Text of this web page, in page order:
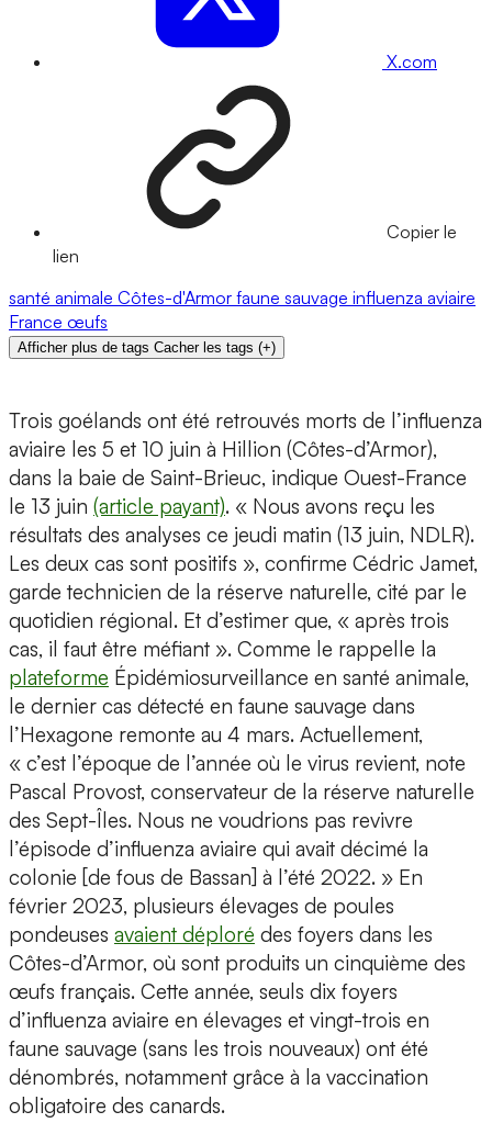
X.com
Copier le
lien
santé animale Côtes-d'Armor faune sauvage influenza aviaire
France œufs
Afficher plus de tags Cacher les tags (+)
Trois goélands ont été retrouvés morts de l’influenza
aviaire les 5 et 10 juin à Hillion (Côtes-d’Armor),
dans la baie de Saint-Brieuc, indique Ouest-France
le 13 juin (article payant). « Nous avons reçu les
résultats des analyses ce jeudi matin (13 juin, NDLR).
Les deux cas sont positifs », confirme Cédric Jamet,
garde technicien de la réserve naturelle, cité par le
quotidien régional. Et d’estimer que, « après trois
cas, il faut être méfiant ». Comme le rappelle la
plateforme Épidémiosurveillance en santé animale,
le dernier cas détecté en faune sauvage dans
l’Hexagone remonte au 4 mars. Actuellement,
« c’est l’époque de l’année où le virus revient, note
Pascal Provost, conservateur de la réserve naturelle
des Sept-Îles. Nous ne voudrions pas revivre
l’épisode d’influenza aviaire qui avait décimé la
colonie [de fous de Bassan] à l’été 2022. » En
février 2023, plusieurs élevages de poules
pondeuses avaient déploré des foyers dans les
Côtes-d’Armor, où sont produits un cinquième des
œufs français. Cette année, seuls dix foyers
d’influenza aviaire en élevages et vingt-trois en
faune sauvage (sans les trois nouveaux) ont été
dénombrés, notamment grâce à la vaccination
obligatoire des canards.